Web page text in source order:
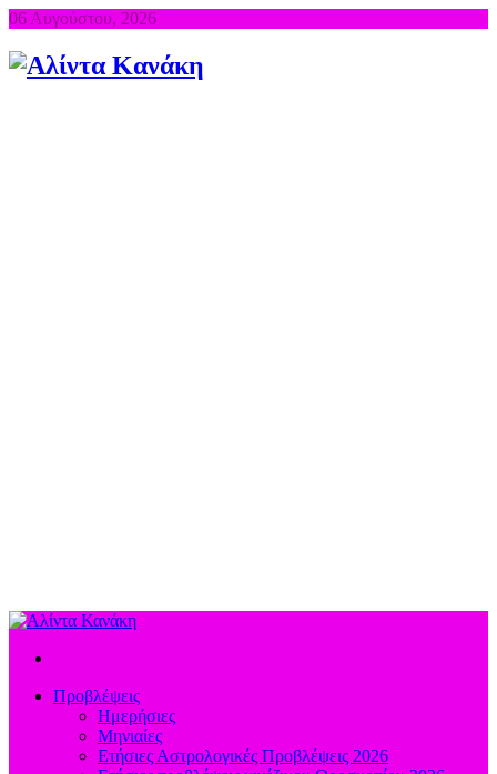
06 Αυγούστου, 2026
Προβλέψεις
Ημερήσιες
Μηνιαίες
Ετήσιες Αστρολογικές Προβλέψεις 2026